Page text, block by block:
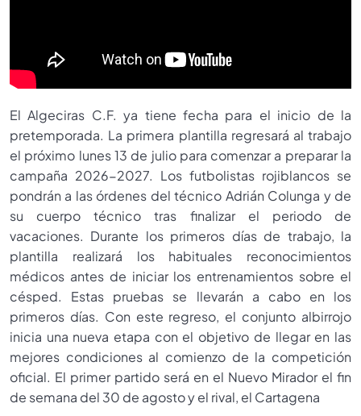
El Algeciras C.F. ya tiene fecha para el inicio de la
pretemporada. La primera plantilla regresará al trabajo
el próximo lunes 13 de julio para comenzar a preparar la
campaña 2026-2027. Los futbolistas rojiblancos se
pondrán a las órdenes del técnico Adrián Colunga y de
su cuerpo técnico tras finalizar el periodo de
vacaciones. Durante los primeros días de trabajo, la
plantilla realizará los habituales reconocimientos
médicos antes de iniciar los entrenamientos sobre el
césped. Estas pruebas se llevarán a cabo en los
primeros días. Con este regreso, el conjunto albirrojo
inicia una nueva etapa con el objetivo de llegar en las
mejores condiciones al comienzo de la competición
oficial. El primer partido será en el Nuevo Mirador el fin
de semana del 30 de agosto y el rival, el Cartagena